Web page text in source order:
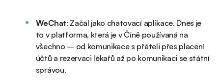
WeChat: Začal jako chatovací aplikace. Dnes je
to v platforma, která je v Číně používaná na
všechno – od komunikace s přáteli přes placení
účtů a rezervaci lékařů až po komunikaci se státní
správou.